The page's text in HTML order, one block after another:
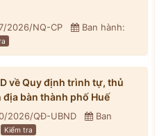
2026/NQ-CP
Ban hành:
về Quy định trình tự, thủ
bàn thành phố Huế
2026/QĐ-UBND
Ban
Kiểm tra